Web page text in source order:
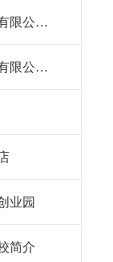
限公…
限公…
业园
简介